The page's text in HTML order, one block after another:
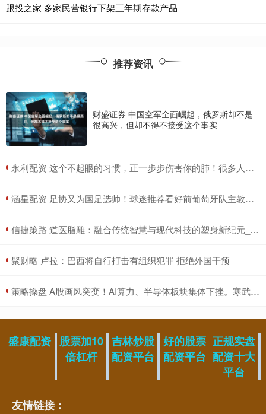
跟投之家 多家民营银行下架三年期存款产品
推荐资讯
财盛证券 中国空军全面崛起，俄罗斯却不是
很高兴，但却不得不接受这个事实
​永利配资 这个不起眼的习惯，正一步步伤害你的肺！很多人天天做，却毫不知情！
​涵星配资 足协又为国足选帅！球迷推荐看好前葡萄牙队主教练，值得期待_桑托斯_久尔杰维奇_中国香港队
​信捷策路 道医脂雕：融合传统智慧与现代科技的塑身新纪元_项目_市场追捧_技术
​聚财略 卢拉：巴西将自行打击有组织犯罪 拒绝外国干预
​策略操盘 A股画风突变！AI算力、半导体板块集体下挫。寒武纪盘中跌超13%，小微盘股守护大盘
盛康配资 股票加10
倍杠杆
吉林炒股
配资平台
好的股票
配资平台
正规实盘
配资十大
平台
友情链接：